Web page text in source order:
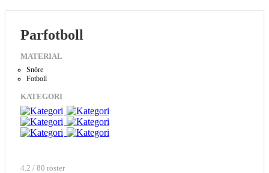
Parfotboll
MATERIAL
Snöre
Fotboll
KATEGORI
4.2 / 80 röster